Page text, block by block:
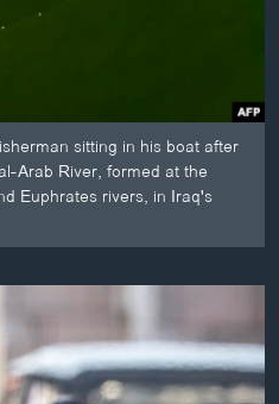
sitting in his boat after
Arab River, formed at the
Euphrates rivers, in Iraq's